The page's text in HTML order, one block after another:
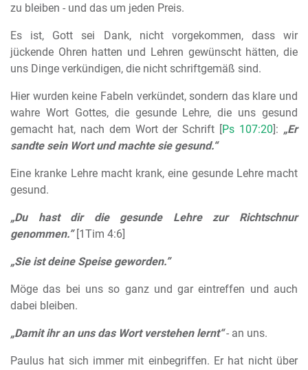
zu bleiben - und das um jeden Preis.
Es ist, Gott sei Dank, nicht vorgekommen, dass wir
jückende Ohren hatten und Lehren gewünscht hätten, die
uns Dinge verkündigen, die nicht schriftgemäß sind.
Hier wurden keine Fabeln verkündet, sondern das klare und
wahre Wort Gottes, die gesunde Lehre, die uns gesund
gemacht hat, nach dem Wort der Schrift [Ps 107:20]: „Er
sandte sein Wort und machte sie gesund.“
Eine kranke Lehre macht krank, eine gesunde Lehre macht
gesund.
„Du hast dir die gesunde Lehre zur Richtschnur
genommen.” [1Tim 4:6]
„Sie ist deine Speise geworden.”
Möge das bei uns so ganz und gar eintreffen und auch
dabei bleiben.
„Damit ihr an uns das Wort verstehen lernt“- an uns.
Paulus hat sich immer mit einbegriffen. Er hat nicht über